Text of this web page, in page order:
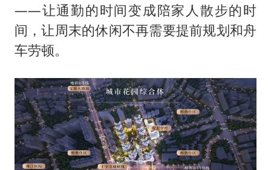
——让通勤的时间变成陪家人散步的时
间，让周末的休闲不再需要提前规划和舟
车劳顿。